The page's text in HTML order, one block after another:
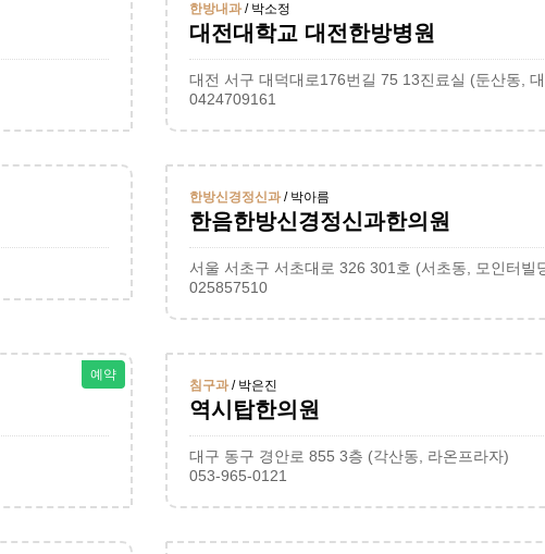
한방내과/ 박소정
대전대학교 대전한방병원
대전 서구 대덕대로176번길 75 13진료실 (둔산동,
0424709161
한방신경정신과/ 박아름
한음한방신경정신과한의원
서울 서초구 서초대로 326 301호 (서초동, 모인터빌
025857510
예약
침구과/ 박은진
역시탑한의원
대구 동구 경안로 855 3층 (각산동, 라온프라자)
053-965-0121